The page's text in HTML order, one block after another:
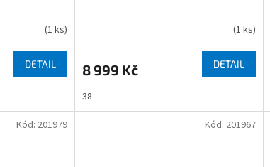
(1 ks)
DETAIL
(1 ks)
8 999 Kč DETAIL
38
Kód: 201979 Kód: 201967